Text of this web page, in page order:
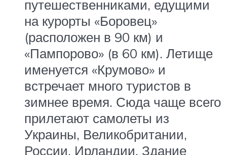
путешественниками, едущими
на курорты «Боровец»
(расположен в 90 км) и
«Пампорово» (в 60 км). Летище
именуется «Крумово» и
встречает много туристов в
зимнее время. Сюда чаще всего
прилетают самолеты из
Украины, Великобритании,
России, Ирландии. Здание